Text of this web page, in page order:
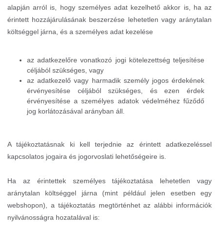
alapján arról is, hogy személyes adat kezelhető akkor is, ha az
érintett hozzájárulásának beszerzése lehetetlen vagy aránytalan
költséggel járna, és a személyes adat kezelése
az adatkezelőre vonatkozó jogi kötelezettség teljesítése
céljából szükséges, vagy
az adatkezelő vagy harmadik személy jogos érdekének
érvényesítése céljából szükséges, és ezen érdek
érvényesítése a személyes adatok védelméhez fűződő
jog korlátozásával arányban áll.
A tájékoztatásnak ki kell terjednie az érintett adatkezeléssel
kapcsolatos jogaira és jogorvoslati lehetőségeire is.
Ha az érintettek személyes tájékoztatása lehetetlen vagy
aránytalan költséggel járna (mint például jelen esetben egy
webshopon), a tájékoztatás megtörténhet az alábbi információk
nyilvánosságra hozatalával is: